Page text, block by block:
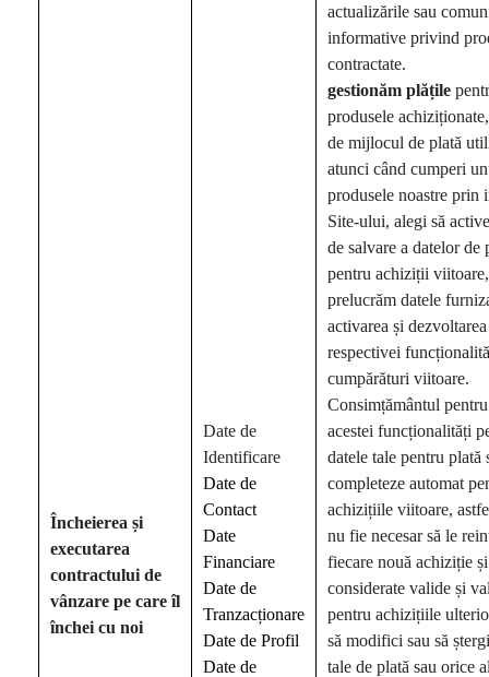
Încheierea și
executarea
contractului de
vânzare pe care îl
închei cu noi
Date de
Identificare
Date de
Contact
Date
Financiare
Date de
Tranzacționare
Date de Profil
Date de
actualizările sau
informative privind
contractate.
gestionăm plățile
produsele
de mijlocul de plată
atunci când cumperi
produsele noastre prin
Site-ului, alegi să
de salvare a datelor de
pentru achiziții
prelucrăm datele
activarea și dezvoltarea
respectivei
cumpărături viitoare.
Consimțământul
acestei funcționalități
datele tale pentru plată
completeze automat
achizițiile viitoare,
nu fie necesar să le
fiecare nouă achiziție
considerate valide și
pentru achizițiile
să modifici sau să
tale de plată sau orice